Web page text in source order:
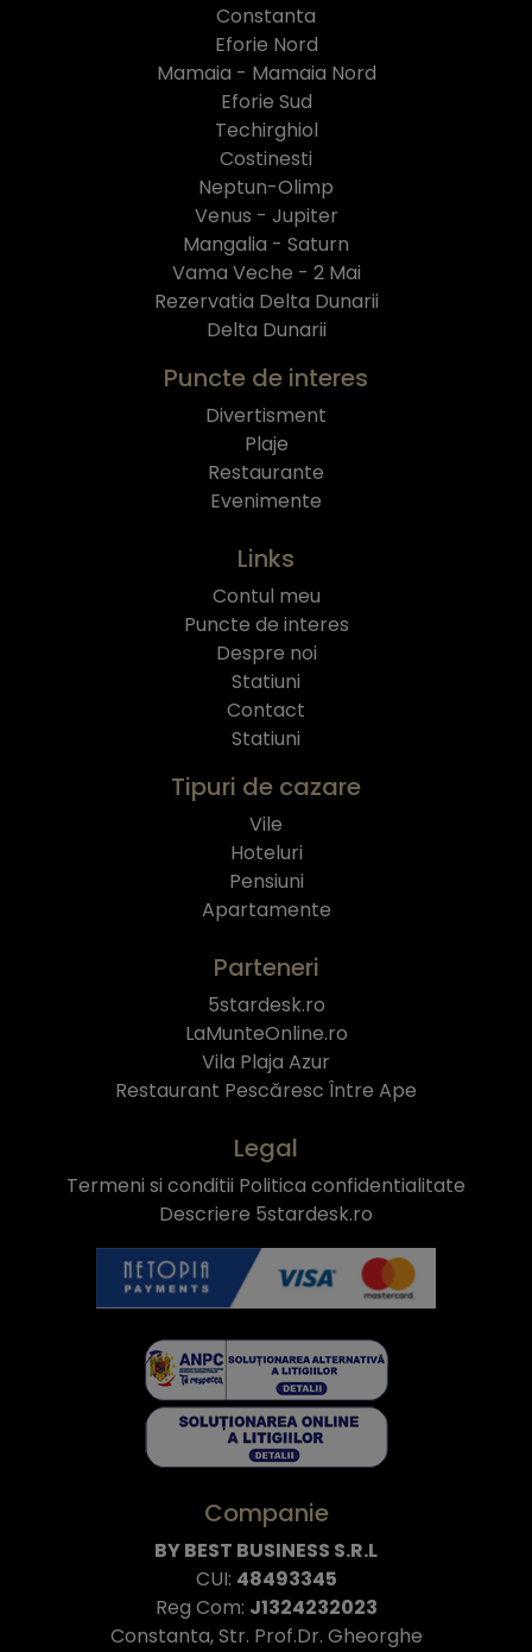
Constanta
Eforie Nord
Mamaia - Mamaia Nord
Eforie Sud
Techirghiol
Costinesti
Neptun-Olimp
Venus - Jupiter
Mangalia - Saturn
Vama Veche - 2 Mai
Rezervatia Delta Dunarii
Delta Dunarii
Puncte de interes
Divertisment
Plaje
Restaurante
Evenimente
Links
Contul meu
Puncte de interes
Despre noi
Statiuni
Contact
Statiuni
Tipuri de cazare
Vile
Hoteluri
Pensiuni
Apartamente
Parteneri
5stardesk.ro
LaMunteOnline.ro
Vila Plaja Azur
Restaurant Pescăresc Între Ape
Legal
Termeni si conditii Politica confidentialitate
Descriere 5stardesk.ro
Companie
BY BEST BUSINESS S.R.L
CUI: 48493345
Reg Com: J1324232023
Constanta, Str. Prof.Dr. Gheorghe